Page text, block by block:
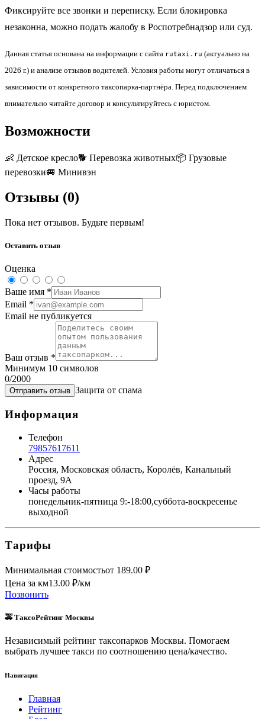
Фиксируйте все звонки и переписку. Если блокировка
незаконна, можно подать жалобу в Роспотребнадзор или суд.
Данная статья основана на информации с сайта rutaxi.ru (актуально на
2026 г.) и анализе отзывов водителей. Условия работы могут отличаться в
зависимости от конкретного таксопарка-партнёра. Перед подключением
внимательно читайте договор и консультируйтесь с юристом.
Возможности
👶 Детское кресло🐕 Перевозка животных📦 Грузовые
перевозки🚐 Минивэн
Отзывы (0)
Пока нет отзывов. Будьте первым!
Оставить отзыв
Оценка
Ваше имя *
Email *
Email не публикуется
Ваш отзыв *
Минимум 10 символов
0/2000
Отправить отзыв Защита от спама
Информация
Телефон
79857617611
Адрес
Россия, Московская область, Королёв, Канальный
проезд, 9А
Часы работы
понедельник-пятница 9:-18:00,суббота-воскресенье
выходной
Тарифы
Минимальная стоимостьот 189.00 ₽
Цена за км13.00 ₽/км
Позвонить
🚕 ТаксоРейтинг Москвы
Независимый рейтинг таксопарков Москвы. Помогаем
выбрать лучшее такси по соотношению цена/качество.
Навигация
Главная
Рейтинг